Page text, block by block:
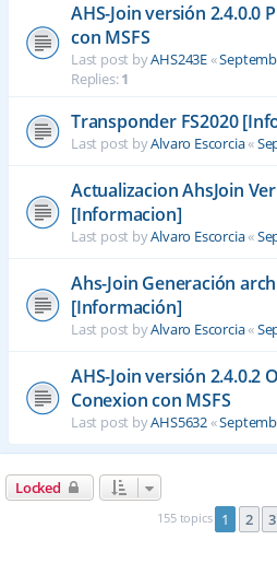
AHS-Join versión 2.4.0.0
con MSFS
Last post byAHS243E«
Replies:1
Transponder FS2020
Last post byAlvaro Escorcia«
Actualizacion AhsJoin
[Informacion]
Last post byAlvaro Escorcia«
Ahs-Join Generación
[Información]
Last post byAlvaro Escorcia«
AHS-Join versión 2.4.0.2
Conexion con MSFS
Last post byAHS5632«
Locked
155 topics 1 2 3